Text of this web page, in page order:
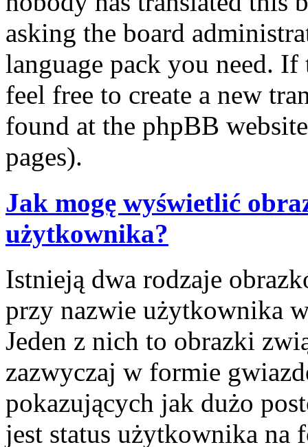
asking the board
language pack you need.
feel free to create a new
found at the phpBB
pages).
Jak mogę wyświetlić
użytkownika?
Istnieją dwa rodzaje
przy nazwie użytkownika
Jeden z nich to obrazki
zazwyczaj w formie
pokazujących jak dużo
jest status użytkownika na